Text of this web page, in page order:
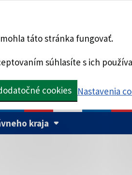
táto stránka fungovať.
súhlasíte s ich
cookies Nastavenia
kraja